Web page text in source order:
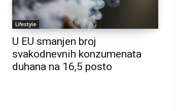
Lifestyle
U EU smanjen broj
svakodnevnih konzumenata
duhana na 16,5 posto